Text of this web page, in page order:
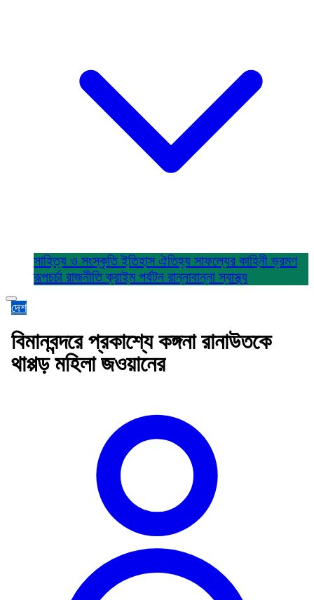
সাহিত্য ও সংস্কৃতিইতিহাস ঐতিহ্য সাফল্যের কাহিনীভ্রমণ
রূপচর্চা রাজনীতিক্রাইম পর্যটন রান্নাবান্নাস্বাস্থ্য
দেশ
বিমানবন্দরে প্রকাশ্যে কঙ্গনা রানাউতকে
থাপ্পড় মহিলা জওয়ানের